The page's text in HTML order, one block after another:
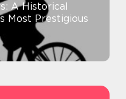
A Historical
Most Prestigious